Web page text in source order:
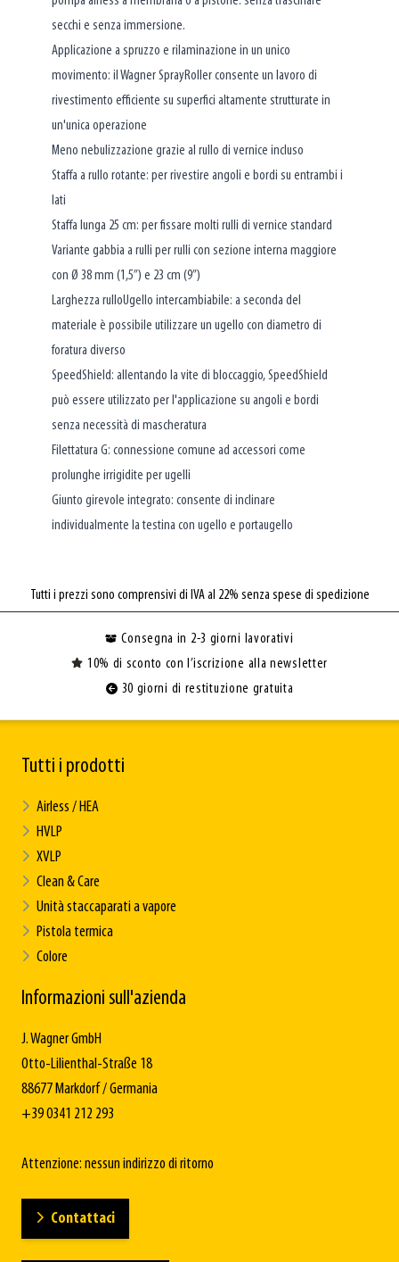
secchi e senza immersione.
Applicazione a spruzzo e rilaminazione in un unico
movimento: il Wagner SprayRoller consente un lavoro di
rivestimento efficiente su superfici altamente strutturate in
un'unica operazione
Meno nebulizzazione grazie al rullo di vernice incluso
Staffa a rullo rotante: per rivestire angoli e bordi su entrambi i
lati
Staffa lunga 25 cm: per fissare molti rulli di vernice standard
Variante gabbia a rulli per rulli con sezione interna maggiore
con Ø 38 mm (1,5”) e 23 cm (9”)
Larghezza rulloUgello intercambiabile: a seconda del
materiale è possibile utilizzare un ugello con diametro di
foratura diverso
SpeedShield: allentando la vite di bloccaggio, SpeedShield
può essere utilizzato per l'applicazione su angoli e bordi
senza necessità di mascheratura
Filettatura G: connessione comune ad accessori come
prolunghe irrigidite per ugelli
Giunto girevole integrato: consente di inclinare
individualmente la testina con ugello e portaugello
Tutti i prezzi sono comprensivi di IVA al 22% senza spese di spedizione
Consegna in 2-3 giorni lavorativi
10% di sconto con l’iscrizione alla newsletter
30 giorni di restituzione gratuita
Tutti i prodotti
Airless / HEA
HVLP
XVLP
Clean & Care
Unità staccaparati a vapore
Pistola termica
Colore
Informazioni sull'azienda
J. Wagner GmbH
Otto-Lilienthal-Straße 18
88677 Markdorf / Germania
+39 0341 212 293
Attenzione: nessun indirizzo di ritorno
Contattaci